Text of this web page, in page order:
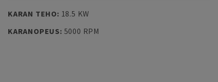
KARAN TEHO: 18.5 KW
KARANOPEUS: 5000 RPM